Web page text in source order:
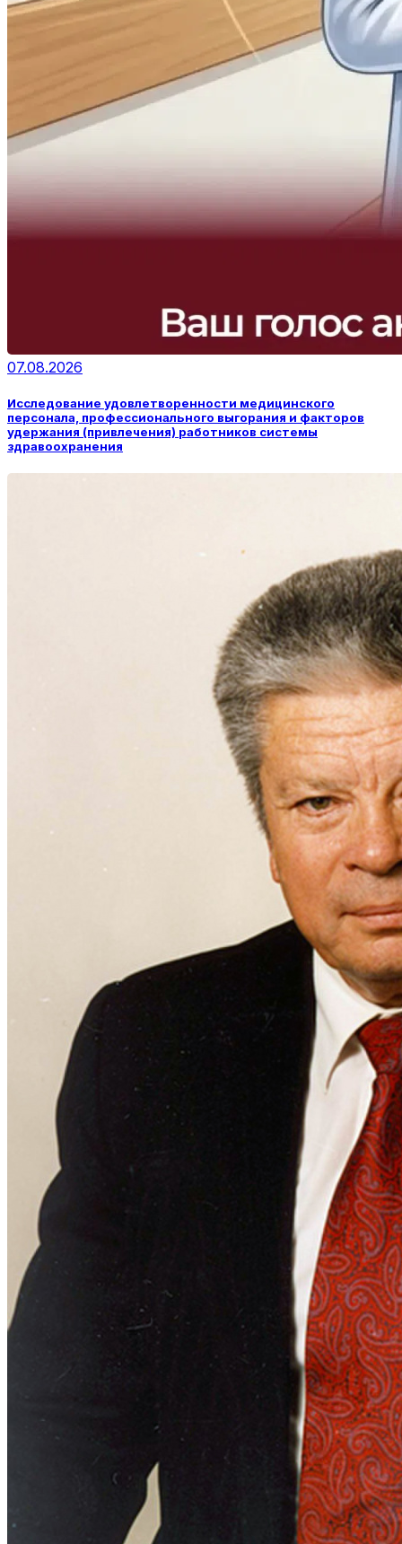
07.08.2026
Исследование удовлетворенности медицинского
персонала, профессионального выгорания и факторов
удержания (привлечения) работников системы
здравоохранения